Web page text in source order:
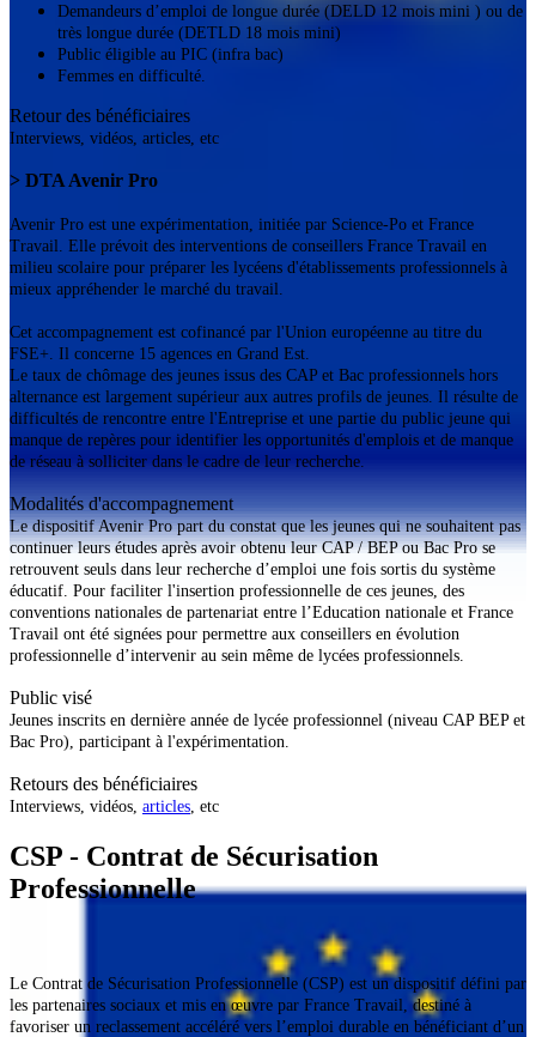
Demandeurs d’emploi de longue durée (DELD 12 mois mini ) ou de
très longue durée (DETLD 18 mois mini)
Public éligible au PIC (infra bac)
Femmes en difficulté.
Retour des bénéficiaires
Interviews, vidéos, articles, etc
> DTA Avenir Pro
Avenir Pro est une expérimentation, initiée par Science-Po et France
Travail. Elle prévoit des interventions de conseillers France Travail en
milieu scolaire pour préparer les lycéens d'établissements professionnels à
mieux appréhender le marché du travail.
Cet accompagnement est cofinancé par l'Union européenne au titre du
FSE+. Il concerne 15 agences en Grand Est.
Le taux de chômage des jeunes issus des CAP et Bac professionnels hors
alternance est largement supérieur aux autres profils de jeunes. Il résulte de
difficultés de rencontre entre l'Entreprise et une partie du public jeune qui
manque de repères pour identifier les opportunités d'emplois et de manque
de réseau à solliciter dans le cadre de leur recherche.
Modalités d'accompagnement
Le dispositif Avenir Pro part du constat que les jeunes qui ne souhaitent pas
continuer leurs études après avoir obtenu leur CAP / BEP ou Bac Pro se
retrouvent seuls dans leur recherche d’emploi une fois sortis du système
éducatif. Pour faciliter l'insertion professionnelle de ces jeunes, des
conventions nationales de partenariat entre l’Education nationale et France
Travail ont été signées pour permettre aux conseillers en évolution
professionnelle d’intervenir au sein même de lycées professionnels.
Public visé
Jeunes inscrits en dernière année de lycée professionnel (niveau CAP BEP et
Bac Pro), participant à l'expérimentation.
Retours des bénéficiaires
Interviews, vidéos, articles , etc
CSP - Contrat de Sécurisation
Professionnelle
Le Contrat de Sécurisation Professionnelle (CSP) est un dispositif défini par
les partenaires sociaux et mis en œuvre par France Travail, destiné à
favoriser un reclassement accéléré vers l’emploi durable en bénéficiant d’un